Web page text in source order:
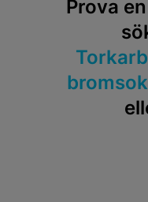
Prova
bromsok